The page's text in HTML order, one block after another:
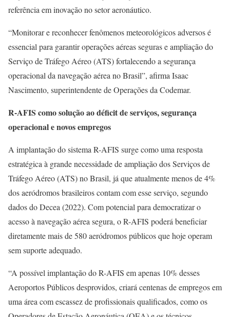
referência em inovação no setor aeronáutico.
“Monitorar e reconhecer fenômenos meteorológicos adversos é
essencial para garantir operações aéreas seguras e ampliação do
Serviço de Tráfego Aéreo (ATS) fortalecendo a segurança
operacional da navegação aérea no Brasil”, afirma Isaac
Nascimento, superintendente de Operações da Codemar.
R-AFIS como solução ao déficit de serviços, segurança
operacional e novos empregos
A implantação do sistema R-AFIS surge como uma resposta
estratégica à grande necessidade de ampliação dos Serviços de
Tráfego Aéreo (ATS) no Brasil, já que atualmente menos de 4%
dos aeródromos brasileiros contam com esse serviço, segundo
dados do Decea (2022). Com potencial para democratizar o
acesso à navegação aérea segura, o R-AFIS poderá beneficiar
diretamente mais de 580 aeródromos públicos que hoje operam
sem suporte adequado.
“A possível implantação do R-AFIS em apenas 10% desses
Aeroportos Públicos desprovidos, criará centenas de empregos em
uma área com escassez de profissionais qualificados, como os